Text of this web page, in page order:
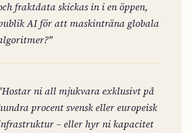
fraktdata skickas in i en öppen,
AI för att maskinträna globala
ni all mjukvara exklusivt på
procent svensk eller europeisk
– eller hyr ni kapacitet